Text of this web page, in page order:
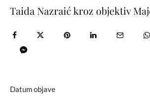
Taida Nazraić kroz objektiv
Datum objave